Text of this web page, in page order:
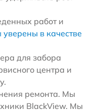
работ и
в качестве
для забора
центра и
ремонта. Мы
BlackView. Мы